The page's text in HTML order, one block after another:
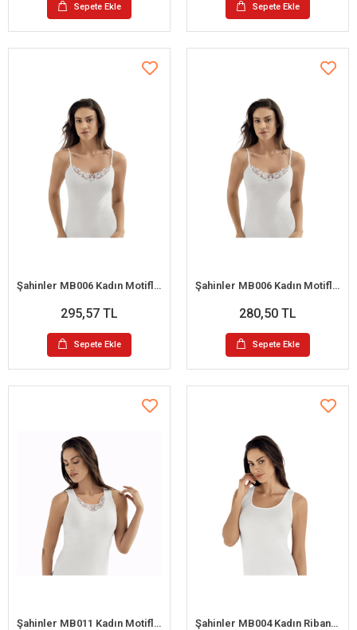
Sepete Ekle Sepete Ekle
Şahinler MB006 Kadın Motifli İp Askılı Büyük Beden Atlet No:64 (3XL)
295,57 TL
Sepete Ekle
Şahinler MB006 Kadın Motifli İp Askılı Büyük Beden Atlet No:60 (XXL)
280,50 TL
Sepete Ekle
Şahinler MB011 Kadın Motifli Askılı Büyük Beden Atlet No:60 (XXL) Şahinler MB004 Kadın Ribana Büyük Beden Askılı Atlet No:60 (XXL)